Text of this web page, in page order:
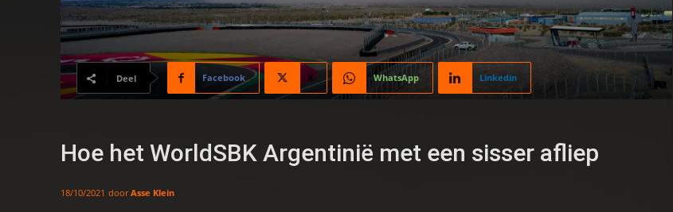
Deel Facebook X WhatsApp Linkedin
Hoe het WorldSBK Argentinië met een sisser afliep
18/10/2021 door Asse Klein